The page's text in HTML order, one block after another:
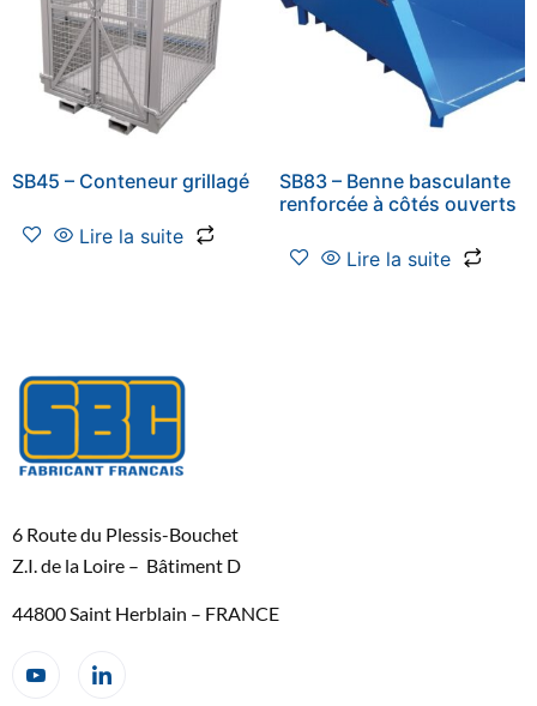
SB45 – Conteneur grillagé
Lire la suite
SB83 – Benne basculante
renforcée à côtés ouverts
Lire la suite
6 Route du Plessis-Bouchet
Z.I. de la Loire – Bâtiment D
44800 Saint Herblain – FRANCE